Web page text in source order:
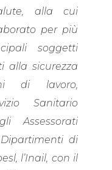
alla cui
per più
soggetti
alla sicurezza
di lavoro,
Sanitario
Assessorati
di
l’Inail, con il